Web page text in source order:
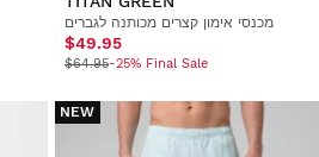
מכנסי אימון קצרים מכותנה לגברים
$49.95
$64.95-25% Final Sale
NEW